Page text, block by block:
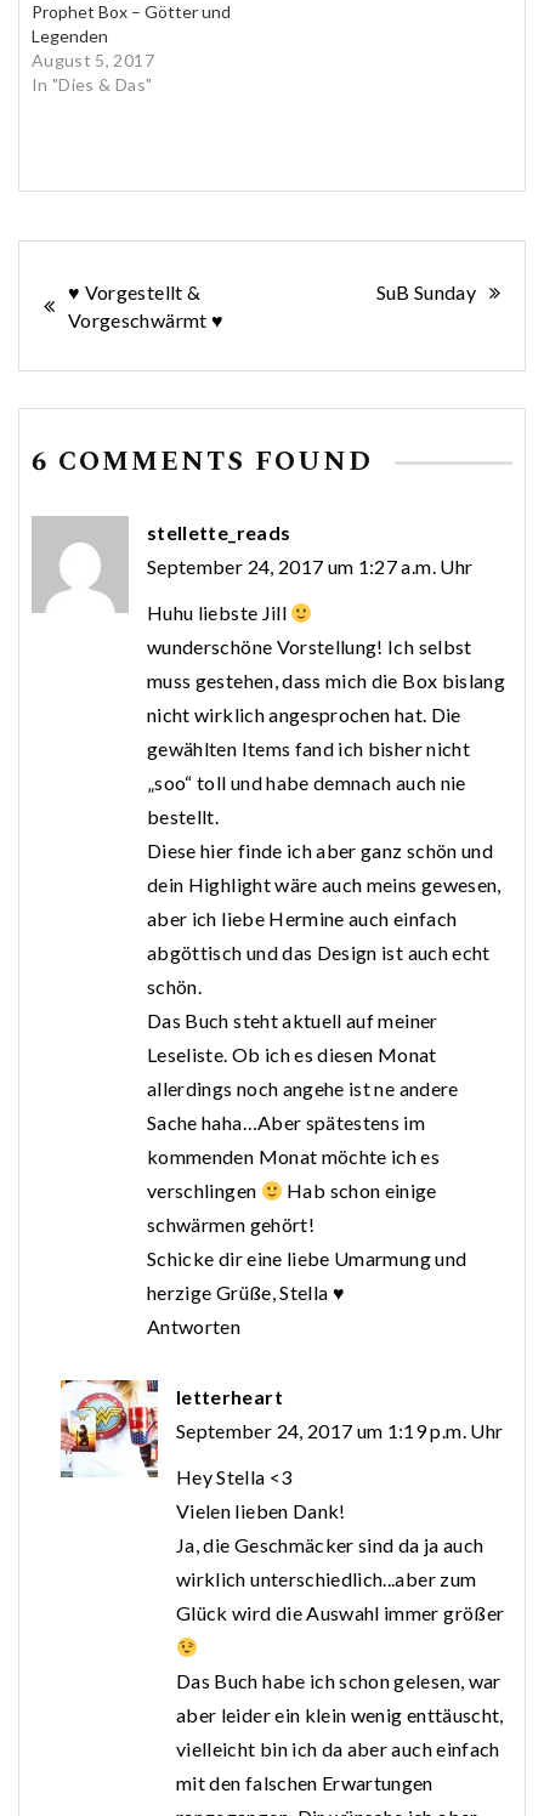
Prophet Box – Götter und
Legenden
August 5, 2017
In "Dies & Das"
Beitragsnavigation
♥ Vorgestellt &
Vorgeschwärmt ♥
SuB Sunday
6 COMMENTS FOUND
stellette_reads
September 24, 2017 um 1:27 a.m. Uhr
Huhu liebste Jill
wunderschöne Vorstellung! Ich selbst
muss gestehen, dass mich die Box bislang
nicht wirklich angesprochen hat. Die
gewählten Items fand ich bisher nicht
„soo“ toll und habe demnach auch nie
bestellt.
Diese hier finde ich aber ganz schön und
dein Highlight wäre auch meins gewesen,
aber ich liebe Hermine auch einfach
abgöttisch und das Design ist auch echt
schön.
Das Buch steht aktuell auf meiner
Leseliste. Ob ich es diesen Monat
allerdings noch angehe ist ne andere
Sache haha…Aber spätestens im
kommenden Monat möchte ich es
verschlingen
Hab schon einige
schwärmen gehört!
Schicke dir eine liebe Umarmung und
herzige Grüße, Stella ♥
Antworten
letterheart
September 24, 2017 um 1:19 p.m. Uhr
Hey Stella <3
Vielen lieben Dank!
Ja, die Geschmäcker sind da ja auch
wirklich unterschiedlich...aber zum
Glück wird die Auswahl immer größer
Das Buch habe ich schon gelesen, war
aber leider ein klein wenig enttäuscht,
vielleicht bin ich da aber auch einfach
mit den falschen Erwartungen